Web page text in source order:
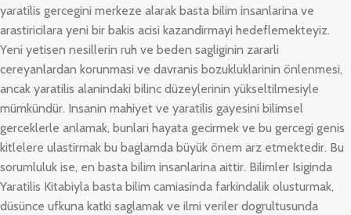
yaratilis gercegini merkeze alarak basta bilim insanlarina ve
arastiricilara yeni bir bakis acisi kazandirmayi hedeflemekteyiz.
Yeni yetisen nesillerin ruh ve beden sagliginin zararli
cereyanlardan korunmasi ve davranis bozukluklarinin önlenmesi,
ancak yaratilis alanindaki bilinc düzeylerinin yükseltilmesiyle
mümkündür. Insanin mahiyet ve yaratilis gayesini bilimsel
gerceklerle anlamak, bunlari hayata gecirmek ve bu gercegi genis
kitlelere ulastirmak bu baglamda büyük önem arz etmektedir. Bu
sorumluluk ise, en basta bilim insanlarina aittir. Bilimler Isiginda
Yaratilis Kitabiyla basta bilim camiasinda farkindalik olusturmak,
düsünce ufkuna katki saglamak ve ilmi veriler dogrultusunda